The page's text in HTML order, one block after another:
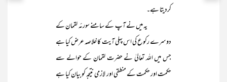
کردیتا ہے۔
یہ میں نے آپ کے سامنے سورئہ لقمان کے
دوسرے رکوع کی اس پہلی آیت کا خلاصہ عرض کیا ہے
جس میں اللہ تعالیٰ نے حضرت لقمان کے حوالے سے
حکمت اور حکمت کے منطقی اور لازمی نتیجہ کو بیان کیا ہے